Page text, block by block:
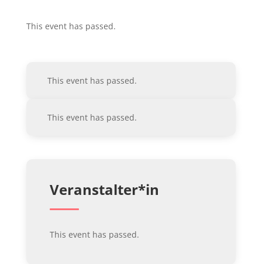
This event has passed.
This event has passed.
This event has passed.
Veranstalter*in
This event has passed.